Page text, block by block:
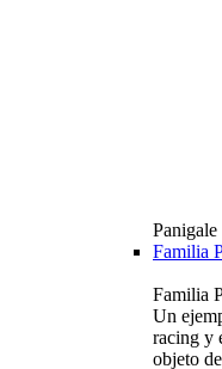
Panigale
Familia
Familia
Un
racing y
objeto